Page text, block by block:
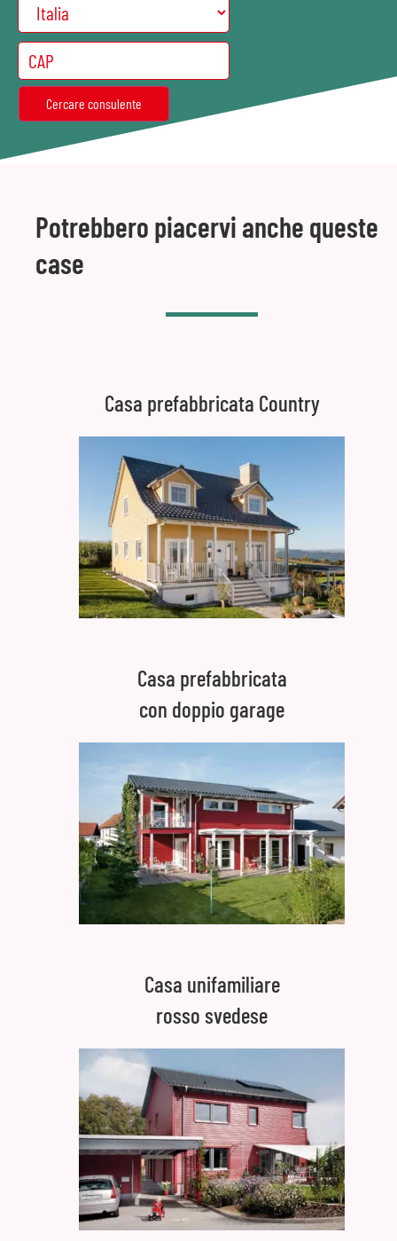
Potrebbero piacervi anche queste
case
Casa prefabbricata Country
Casa prefabbricata
con doppio garage
Casa unifamiliare
rosso svedese